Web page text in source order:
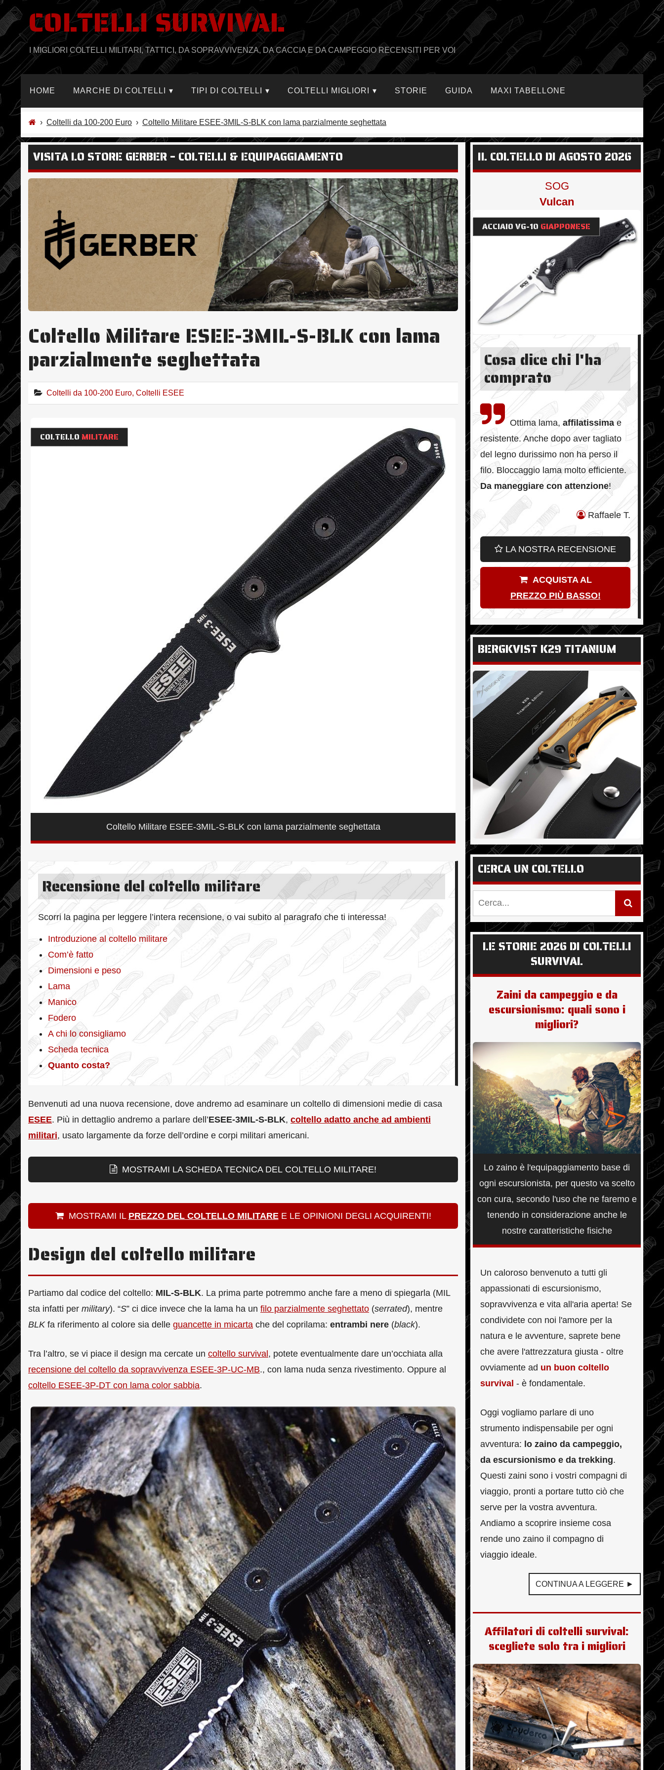
contenuto
COLTELLI SURVIVAL
I MIGLIORI COLTELLI MILITARI, TATTICI, DA SOPRAVVIVENZA, DA CACCIA E DA CAMPEGGIO RECENSITI PER VOI
HOME MARCHE DI COLTELLI TIPI DI COLTELLI COLTELLI MIGLIORI STORIE GUIDA MAXI TABELLONE
› Coltelli da 100-200 Euro › Coltello Militare ESEE-3MIL-S-BLK con lama parzialmente seghettata
VISITA LO STORE GERBER – COLTELLI & EQUIPAGGIAMENTO
Coltello Militare ESEE-3MIL-S-BLK con lama
parzialmente seghettata
Coltelli da 100-200 Euro, Coltelli ESEE
COLTELLO MILITARE
Coltello Militare ESEE-3MIL-S-BLK con lama parzialmente seghettata
Recensione del coltello militare
Scorri la pagina per leggere l’intera recensione, o vai subito al paragrafo che ti interessa!
Introduzione al coltello militare
Com’è fatto
Dimensioni e peso
Lama
Manico
Fodero
A chi lo consigliamo
Scheda tecnica
Quanto costa?
Benvenuti ad una nuova recensione, dove andremo ad esaminare un coltello di dimensioni medie di casa
ESEE. Più in dettaglio andremo a parlare dell’ESEE-3MIL-S-BLK, coltello adatto anche ad ambienti
militari, usato largamente da forze dell’ordine e corpi militari americani.
MOSTRAMI LA SCHEDA TECNICA DEL COLTELLO MILITARE!
MOSTRAMI IL PREZZO DEL COLTELLO MILITAREE LE OPINIONI DEGLI ACQUIRENTI!
Design del coltello militare
Partiamo dal codice del coltello: MIL-S-BLK. La prima parte potremmo anche fare a meno di spiegarla (MIL
sta infatti per military). “S” ci dice invece che la lama ha un filo parzialmente seghettato (serrated), mentre
BLKfa riferimento al colore sia delle guancette in micarta che del coprilama: entrambi nere (black).
Tra l’altro, se vi piace il design ma cercate un coltello survival, potete eventualmente dare un’occhiata alla
recensione del coltello da sopravvivenza ESEE-3P-UC-MB., con lama nuda senza rivestimento. Oppure al
coltello ESEE-3P-DT con lama color sabbia.
IL COLTELLO DI AGOSTO 2026
SOG
Vulcan
ACCIAIO VG-10 GIAPPONESE
Cosa dice chi l'ha
comprato
Ottima lama, affilatissimae
resistente. Anche dopo aver tagliato
del legno durissimo non ha perso il
filo. Bloccaggio lama molto efficiente.
Da maneggiare con attenzione!
Raffaele T.
LA NOSTRA RECENSIONE
ACQUISTA AL
PREZZO PIÙ BASSO!
BERGKVIST K29 TITANIUM
CERCA UN COLTELLO
LE STORIE 2026 DI COLTELLI
SURVIVAL
Zaini da campeggio e da
escursionismo: quali sono i
migliori?
Lo zaino è l'equipaggiamento base di
ogni escursionista, per questo va scelto
con cura, secondo l'uso che ne faremo e
tenendo in considerazione anche le
nostre caratteristiche fisiche
Un caloroso benvenuto a tutti gli
appassionati di escursionismo,
sopravvivenza e vita all'aria aperta! Se
condividete con noi l'amore per la
natura e le avventure, saprete bene
che avere l'attrezzatura giusta - oltre
ovviamente ad un buon coltello
survival - è fondamentale.
Oggi vogliamo parlare di uno
strumento indispensabile per ogni
avventura: lo zaino da campeggio,
da escursionismo e da trekking.
Questi zaini sono i vostri compagni di
viaggio, pronti a portare tutto ciò che
serve per la vostra avventura.
Andiamo a scoprire insieme cosa
rende uno zaino il compagno di
viaggio ideale.
CONTINUA A LEGGERE ►
Affilatori di coltelli survival:
scegliete solo tra i migliori